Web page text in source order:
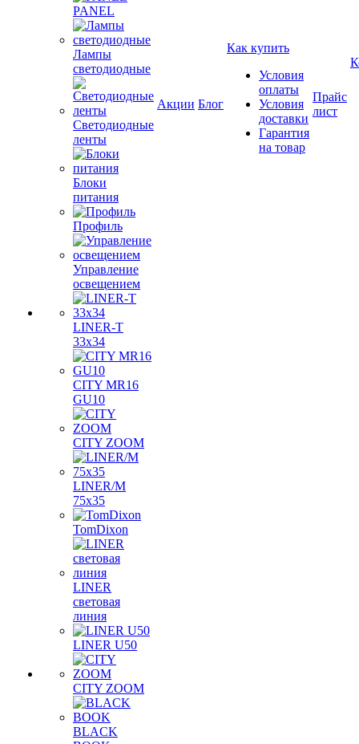
PANEL
Лампы
светодиодные
Светодиодные
ленты
Блоки
питания
Профиль
Управление
освещением
LINER-T
33x34
CITY MR16
GU10
CITY ZOOM
LINER/M
75х35
TomDixon
LINER
световая
линия
LINER U50
CITY ZOOM
BLACK
Акции Блог
Как купить
Условия
оплаты
Условия
доставки
Гарантия
на товар
Прайс
лист